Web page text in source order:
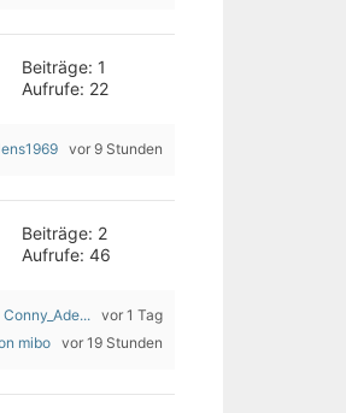
Beiträge: 1
Aufrufe: 22
vor 9 Stunden
Beiträge: 2
Aufrufe: 46
Conny_Ade... vor 1 Tag
mibo vor 19 Stunden